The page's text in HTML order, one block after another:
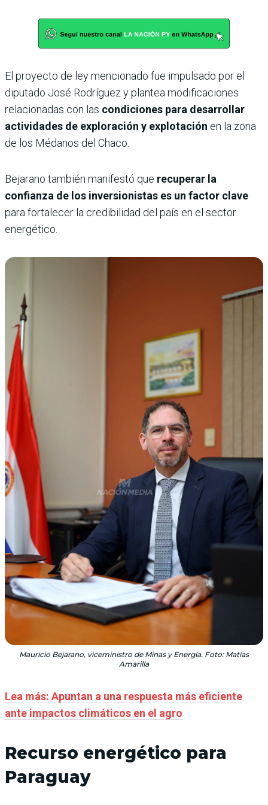
El proyecto de ley mencionado fue impulsado por el
diputado José Rodríguez y plantea modificaciones
relacionadas con las condiciones para desarrollar
actividades de exploración y explotación en la zona
de los Médanos del Chaco.
Bejarano también manifestó que recuperar la
confianza de los inversionistas es un factor clave
para fortalecer la credibilidad del país en el sector
energético.
Mauricio Bejarano, viceministro de Minas y Energía. Foto: Matías
Amarilla
Lea más: Apuntan a una respuesta más eficiente
ante impactos climáticos en el agro
Recurso energético para
Paraguay